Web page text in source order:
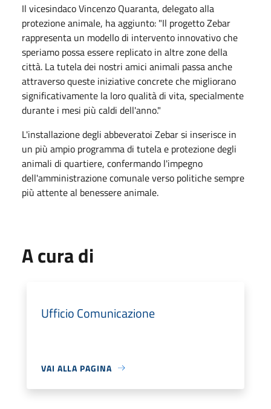
Il vicesindaco Vincenzo Quaranta, delegato alla
protezione animale, ha aggiunto: "Il progetto Zebar
rappresenta un modello di intervento innovativo che
speriamo possa essere replicato in altre zone della
città. La tutela dei nostri amici animali passa anche
attraverso queste iniziative concrete che migliorano
significativamente la loro qualità di vita, specialmente
durante i mesi più caldi dell'anno."
L'installazione degli abbeveratoi Zebar si inserisce in
un più ampio programma di tutela e protezione degli
animali di quartiere, confermando l'impegno
dell'amministrazione comunale verso politiche sempre
più attente al benessere animale.
A cura di
Ufficio Comunicazione
VAI ALLA PAGINA